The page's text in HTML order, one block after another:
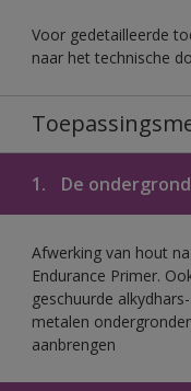
Voor gedetailleerde
naar het technische
1. De ondergrond
Afwerking van hout
Endurance Primer.
geschuurde
metalen
aanbrengen